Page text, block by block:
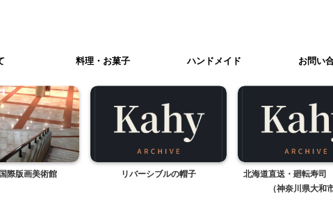
料理・お菓子 ハンドメイド お問い
際版画美術館 リバーシブルの帽子
北海道直送・廻転寿司
（神奈川県大和市